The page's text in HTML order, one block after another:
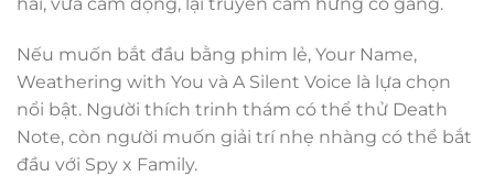
hài, vừa cảm động, lại truyền cảm hứng cố gắng.
Nếu muốn bắt đầu bằng phim lẻ, Your Name,
Weathering with You và A Silent Voice là lựa chọn
nổi bật. Người thích trinh thám có thể thử Death
Note, còn người muốn giải trí nhẹ nhàng có thể bắt
đầu với Spy x Family.